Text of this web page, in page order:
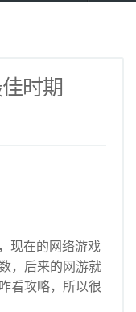
时期
现在的网络游戏
，后来的网游就
看攻略，所以很